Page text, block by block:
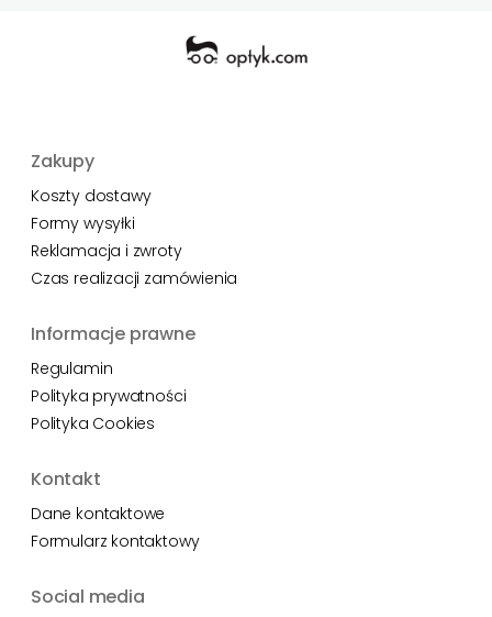
Zakupy
Koszty dostawy
Formy wysyłki
Reklamacja i zwroty
Czas realizacji zamówienia
Informacje prawne
Regulamin
Polityka prywatności
Polityka Cookies
Kontakt
Dane kontaktowe
Formularz kontaktowy
Social media